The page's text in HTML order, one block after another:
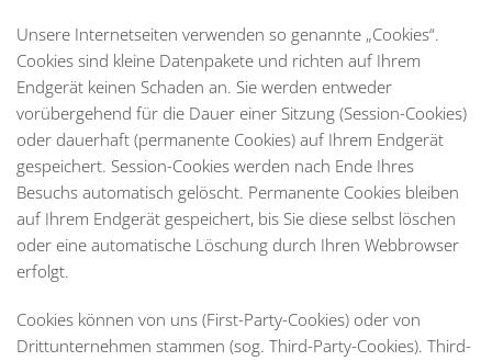
Unsere Internetseiten verwenden so genannte „Cookies“.
Cookies sind kleine Datenpakete und richten auf Ihrem
Endgerät keinen Schaden an. Sie werden entweder
vorübergehend für die Dauer einer Sitzung (Session-Cookies)
oder dauerhaft (permanente Cookies) auf Ihrem Endgerät
gespeichert. Session-Cookies werden nach Ende Ihres
Besuchs automatisch gelöscht. Permanente Cookies bleiben
auf Ihrem Endgerät gespeichert, bis Sie diese selbst löschen
oder eine automatische Löschung durch Ihren Webbrowser
erfolgt.
Cookies können von uns (First-Party-Cookies) oder von
Drittunternehmen stammen (sog. Third-Party-Cookies). Third-